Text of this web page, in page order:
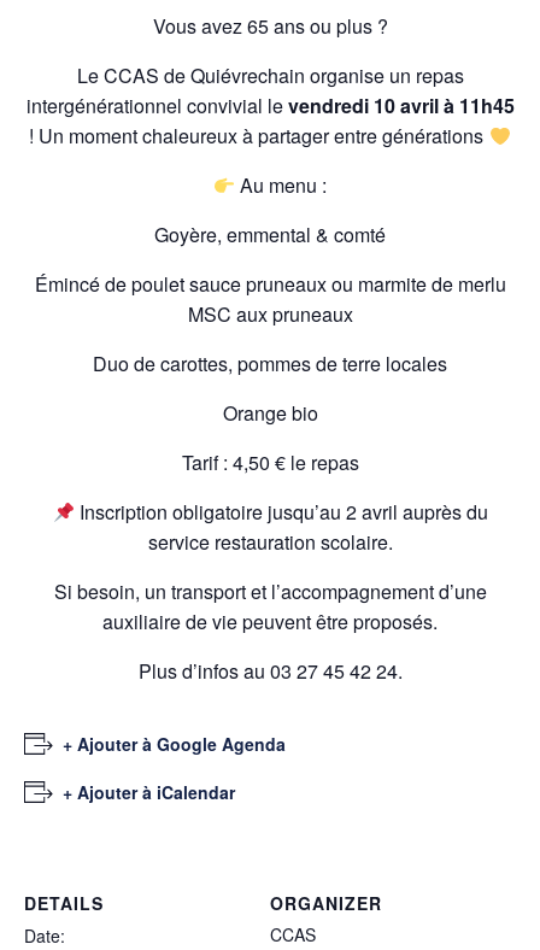
Vous avez 65 ans ou plus ?
Le CCAS de Quiévrechain organise un repas
intergénérationnel convivial levendredi 10 avril à 11h45
! Un moment chaleureux à partager entre générations
Au menu :
Goyère, emmental & comté
Émincé de poulet sauce pruneaux ou marmite de merlu
MSC aux pruneaux
Duo de carottes, pommes de terre locales
Orange bio
Tarif : 4,50 € le repas
Inscription obligatoire jusqu’au 2 avril auprès du
service restauration scolaire.
Si besoin, un transport et l’accompagnement d’une
auxiliaire de vie peuvent être proposés.
Plus d’infos au 03 27 45 42 24.
+ Ajouter à Google Agenda
+ Ajouter à iCalendar
DETAILS
Date:
ORGANIZER
CCAS